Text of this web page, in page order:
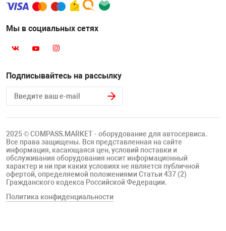
Мы в социальных сетях
Подписывайтесь на рассылку
2025 © COMPASS.MARKET - оборудование для автосервиса.
Все права защищены. Вся представленная на сайте
информация, касающаяся цен, условий поставки и
обслуживания оборудования носит информационный
характер и ни при каких условиях не является публичной
офертой, определяемой положениями Статьи 437 (2)
Гражданского кодекса Российской Федерации.
Политика конфиденциальности